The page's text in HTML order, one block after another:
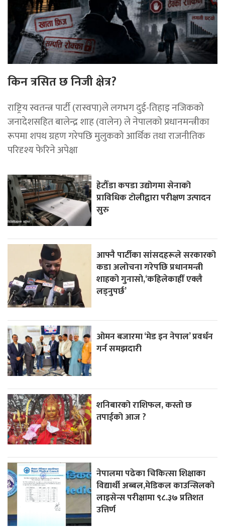
किन त्रसित छ निजी क्षेत्र?
राष्ट्रिय स्वतन्त्र पार्टी (रास्वपा)ले लगभग दुई-तिहाइ नजिकको
जनादेशसहित बालेन्द्र शाह (वालेन) ले नेपालको प्रधानमन्त्रीका
रूपमा शपथ ग्रहण गरेपछि मुलुकको आर्थिक तथा राजनीतिक
परिदृश्य फेरिने अपेक्षा
हेटौँडा कपडा उद्योगमा सेनाको
प्राविधिक टोलीद्वारा परीक्षण उत्पादन
सुरु
आफ्नै पार्टीका सांसदहरूले सरकारको
कडा अलोचना गरेपछि प्रधानमन्त्री
शाहकाे गुनासाे,‘कहिलेकाहीँ एक्लै
लड्नुपर्छ’
ओमन बजारमा ‘मेड इन नेपाल’ प्रवर्धन
गर्न समझदारी
शनिबारको राशिफल, कस्तो छ
तपाईको आज ?
नेपालमा पढेका चिकित्सा शिक्षाका
विद्यार्थी अब्बल,मेडिकल काउन्सिलको
लाइसेन्स परीक्षामा ९८.३७ प्रतिशत
उत्तिर्ण